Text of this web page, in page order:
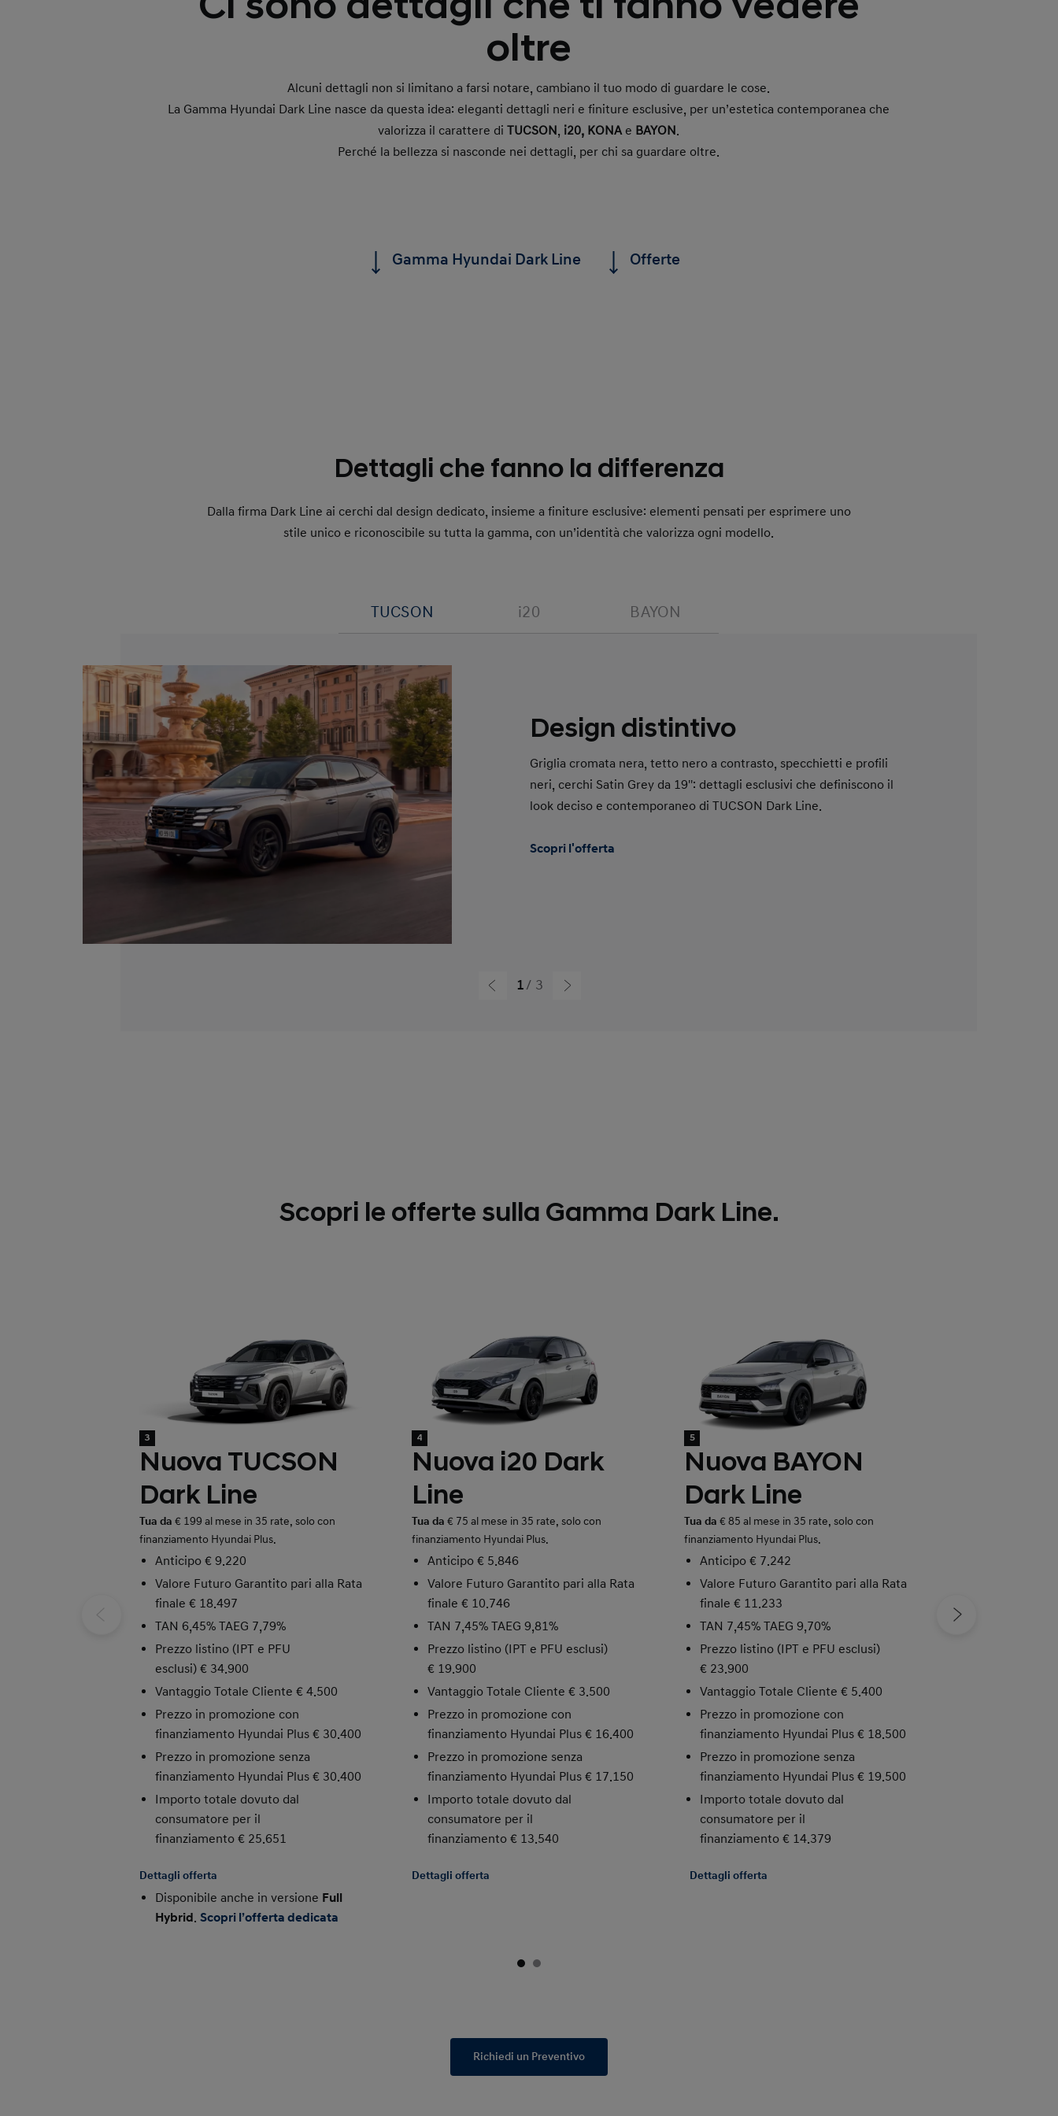
oltre
Alcuni dettagli non si limitano a farsi notare, cambiano il tuo modo di guardare le cose.
La Gamma Hyundai Dark Line nasce da questa idea: eleganti dettagli neri e finiture esclusive, per un’estetica contemporanea che
valorizza il carattere diTUCSON, i20, KONA e BAYON.
Perché la bellezza si nasconde nei dettagli, per chi sa guardare oltre.
Gamma Hyundai Dark Line Offerte
Dettagli che fanno la differenza
Dalla firma Dark Line ai cerchi dal design dedicato, insieme a finiture esclusive: elementi pensati per esprimere uno
stile unico e riconoscibile su tutta la gamma, con un’identità che valorizza ogni modello.
TUCSON i20 BAYON
Design distintivo
Griglia cromata nera, tetto nero a contrasto, specchietti e profili
neri, cerchi Satin Grey da 19'': dettagli esclusivi che definiscono il
look deciso e contemporaneo di TUCSON Dark Line.
Scopri l'offerta
1 3
Scopri le offerte sulla Gamma Dark Line.
3
Nuova TUCSON
Dark Line
Tua da € 199 al mese in 35 rate, solo con
finanziamento Hyundai Plus.
Anticipo € 9.220
Valore Futuro Garantito pari alla Rata
finale € 18.497
TAN 6,45% TAEG 7,79%
Prezzo listino (IPT e PFU
esclusi) € 34.900
Vantaggio Totale Cliente € 4.500
Prezzo in promozione con
finanziamento Hyundai Plus € 30.400
Prezzo in promozione senza
finanziamento Hyundai Plus € 30.400
Importo totale dovuto dal
consumatore per il
finanziamento € 25.651
Dettagli offerta
Disponibile anche in versione Full
Hybrid. Scopri l’offerta dedicata
4
Nuova i20 Dark
Line
Tua da € 75 al mese in 35 rate, solo con
finanziamento Hyundai Plus.
Anticipo € 5.846
Valore Futuro Garantito pari alla Rata
finale € 10.746
TAN 7,45% TAEG 9,81%
Prezzo listino (IPT e PFU esclusi)
€ 19.900
Vantaggio Totale Cliente € 3.500
Prezzo in promozione con
finanziamento Hyundai Plus € 16.400
Prezzo in promozione senza
finanziamento Hyundai Plus € 17.150
Importo totale dovuto dal
consumatore per il
finanziamento € 13.540
Dettagli offerta
5
Nuova BAYON
Dark Line
Tua da€ 85 al mese in 35 rate, solo con
finanziamento Hyundai Plus.
Anticipo € 7.242
Valore Futuro Garantito pari alla Rata
finale € 11.233
TAN 7,45% TAEG 9,70%
Prezzo listino (IPT e PFU esclusi)
€ 23.900
Vantaggio Totale Cliente € 5.400
Prezzo in promozione con
finanziamento Hyundai Plus € 18.500
Prezzo in promozione senza
finanziamento Hyundai Plus € 19.500
Importo totale dovuto dal
consumatore per il
finanziamento € 14.379
Dettagli offerta
Richiedi un Preventivo